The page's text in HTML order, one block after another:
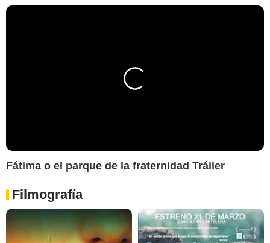
Fátima o el parque de la fraternidad Tráiler
Filmografía